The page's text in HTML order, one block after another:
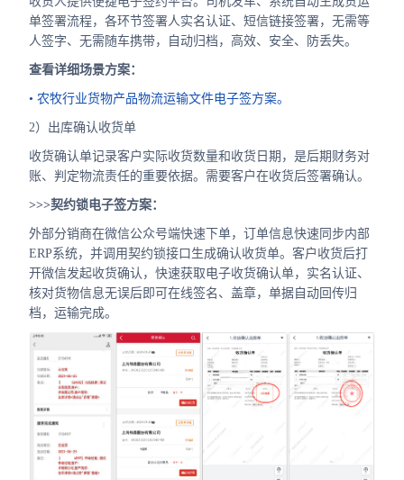
单签署流程，各环节签署人实名认证、短信链接签署，无需等
人签字、无需随车携带，自动归档，高效、安全、防丢失。
查看详细场景方案：
• 农牧行业货物产品物流运输文件电子签方案。
2）出库确认收货单
收货确认单记录客户实际收货数量和收货日期，是后期财务对
账、判定物流责任的重要依据。需要客户在收货后签署确认。
>>>契约锁电子签方案：
外部分销商在微信公众号端快速下单，订单信息快速同步内部
ERP系统，并调用契约锁接口生成确认收货单。客户收货后打
开微信发起收货确认，快速获取电子收货确认单，实名认证、
核对货物信息无误后即可在线签名、盖章，单据自动回传归
档，运输完成。